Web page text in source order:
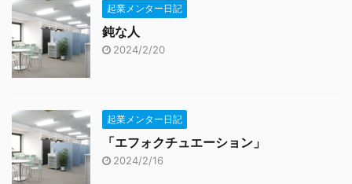
起業メンター日記
鈍な人
2024/2/20
起業メンター日記
「エフォクチュエーション」
2024/2/16